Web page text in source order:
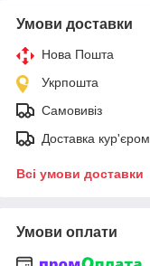
Умови доставки
Нова Пошта
Укрпошта
Самовивіз
Доставка кур'єром
Всі умови доставки
Умови оплати